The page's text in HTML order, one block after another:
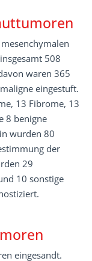
508
waren 365
eingestuft.
13 Fibrome, 13
8 benigne
wurden 80
der
29
10 sonstige
eingesandt.